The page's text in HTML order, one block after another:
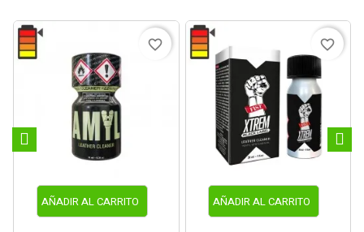
AÑADIR AL CARRITO
favorite_border
AÑADIR AL CARRITO
favorite_border